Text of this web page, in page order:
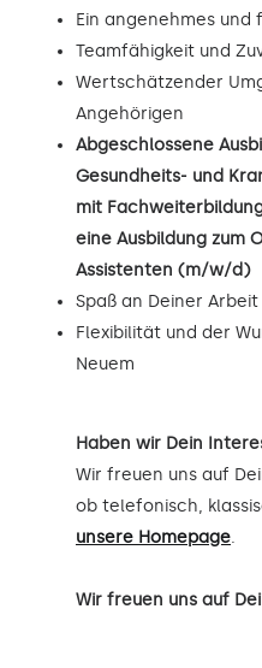
Ein angenehmes
Teamfähigkeit und
Wertschätzender
Angehörigen
Abgeschlossene
Gesundheits- und
mit
eine Ausbildung zum
Assistenten (m/w/d)
Spaß an Deiner Arbeit
Flexibilität und der
Neuem
Haben wir Dein
Wir freuen uns auf
ob telefonisch,
unsere Homepage.
Wir freuen uns auf